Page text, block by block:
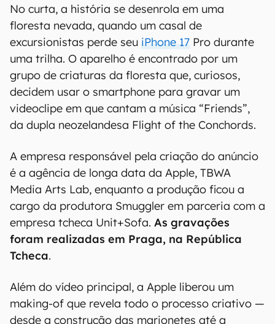
No curta, a história se desenrola em uma
floresta nevada, quando um casal de
excursionistas perde seu iPhone 17 Pro durante
uma trilha. O aparelho é encontrado por um
grupo de criaturas da floresta que, curiosos,
decidem usar o smartphone para gravar um
videoclipe em que cantam a música “Friends”,
da dupla neozelandesa Flight of the Conchords.
A empresa responsável pela criação do anúncio
é a agência de longa data da Apple, TBWA
Media Arts Lab, enquanto a produção ficou a
cargo da produtora Smuggler em parceria com a
empresa tcheca Unit+Sofa. As gravações
foram realizadas em Praga, na República
Tcheca.
Além do vídeo principal, a Apple liberou um
making-of que revela todo o processo criativo —
desde a construção das marionetes até a